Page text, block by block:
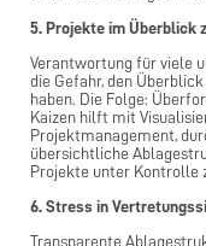
5. Projekte im Überblick
Verantwortung für viele
die Gefahr, den
haben. Die Folge:
Kaizen hilft mit
Projektmanagement,
übersichtliche
Projekte unter Kontrolle
6. Stress in
Transparente